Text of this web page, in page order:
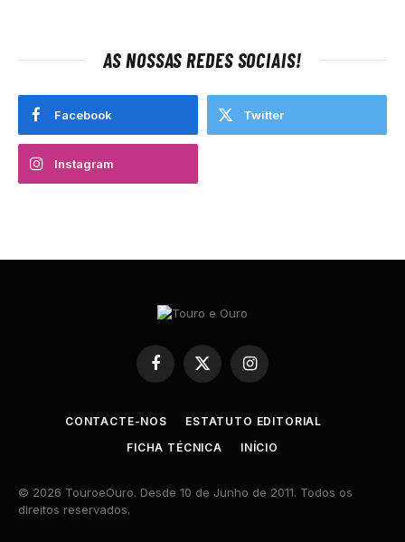
AS NOSSAS REDES SOCIAIS!
Facebook Twitter
Instagram
Facebook
X
(Twitter)
Instagram
CONTACTE-NOS
ESTATUTO EDITORIAL
FICHA TÉCNICA
INÍCIO
© 2026 TouroeOuro. Desde 10 de Junho de 2011. Todos os
direitos reservados.